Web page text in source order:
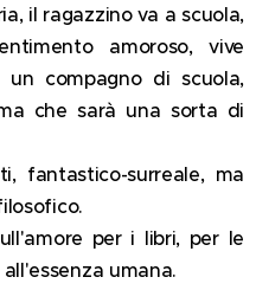
il ragazzino va a scuola,
amoroso, vive
compagno di scuola,
che sarà una sorta di
fantastico-surreale, ma
per i libri, per le
umana.